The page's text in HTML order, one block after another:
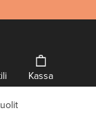
Kassa